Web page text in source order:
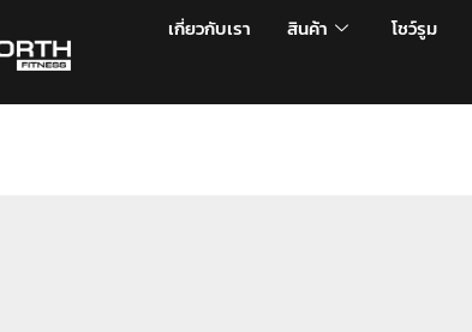
เกี่ยวกับเรา สินค้า โชว์รูม